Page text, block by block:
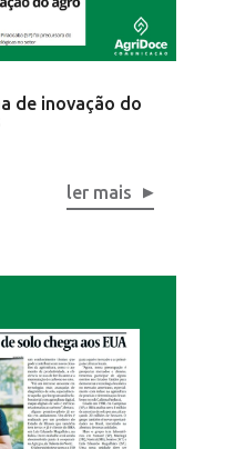
de inovação do
ler mais